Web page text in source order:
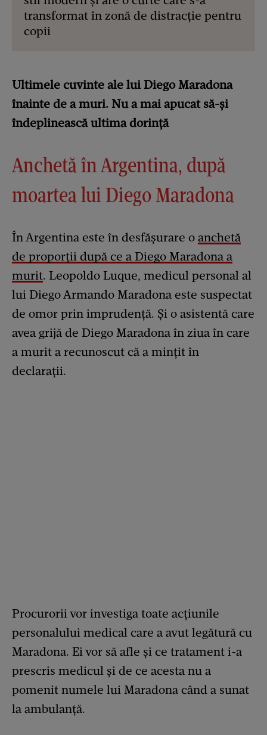
transformat în zonă de distracție pentru
copii
Ultimele cuvinte ale lui Diego Maradona
înainte de a muri. Nu a mai apucat să-și
îndeplinească ultima dorință
Anchetă în Argentina, după
moartea lui Diego Maradona
În Argentina este în desfășurare o anchetă
de proporții după ce a Diego Maradona a
murit. Leopoldo Luque, medicul personal al
lui Diego Armando Maradona este suspectat
de omor prin imprudență. Și o asistentă care
avea grijă de Diego Maradona în ziua în care
a murit a recunoscut că a mințit în
declarații.
Procurorii vor investiga toate acțiunile
personalului medical care a avut legătură cu
Maradona. Ei vor să afle și ce tratament i-a
prescris medicul și de ce acesta nu a
pomenit numele lui Maradona când a sunat
la ambulanță.